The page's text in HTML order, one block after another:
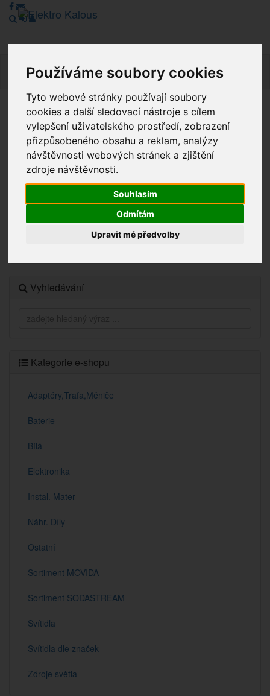
Používáme soubory cookies
Tyto webové stránky používají soubory
cookies a další sledovací nástroje s cílem
vylepšení uživatelského prostředí, zobrazení
přizpůsobeného obsahu a reklam, analýzy
návštěvnosti webových stránek a zjištění
zdroje návštěvnosti.
Souhlasím
Odmítám
Upravit mé předvolby
Vážení zákazníci, v tuto chvíli je Náš internetový obchod v
režimu Katalogu. Objednávky on-line nyní nelze vyřídit.
Děkujeme za pochopení.
Vyhledávání
Kategorie e-shopu
Adaptéry,Trafa,Měniče
Baterie
Bílá
Elektronika
Instal. Mater
Náhr. Díly
Ostatní
Sortiment MOVIDA
Sortiment SODASTREAM
Svítidla
Svítidla dle značek
Zdroje světla